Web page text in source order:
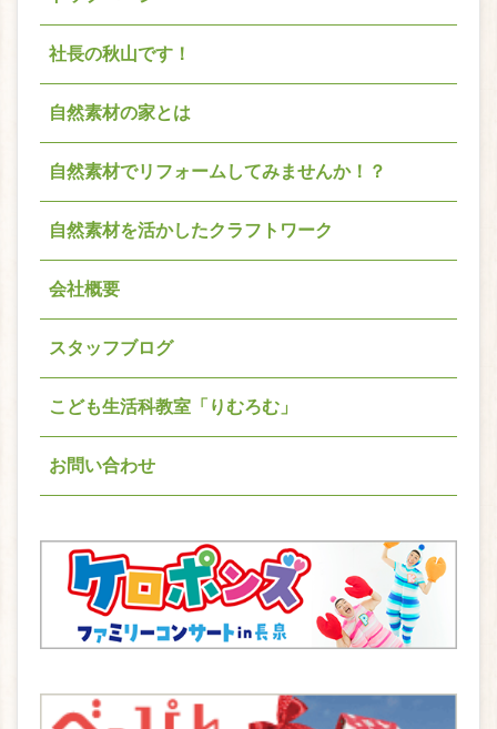
社長の秋山です！
自然素材の家とは
自然素材でリフォームしてみませんか！？
自然素材を活かしたクラフトワーク
会社概要
スタッフブログ
こども生活科教室「りむろむ」
お問い合わせ